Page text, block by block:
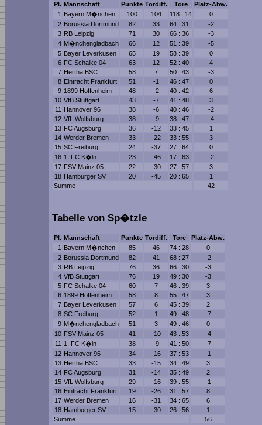
Pl. Mannschaft Punkte Tordiff. Tore
Platz-Abw.
1 Bayern M�nchen 100 104 118 : 14
0
2 Borussia Dortmund 82 33 64 : 31
-2
3 RB Leipzig 71 30 66 : 36
-3
4 M�nchengladbach 66 12 51 : 39
-5
5 Bayer Leverkusen 65 19 58 : 39
0
6 FC Schalke 04 63 12 52 : 40
4
7 Hertha BSC 58 7 50 : 43
-3
8 Eintracht Frankfurt 51 -1 46 : 47
0
9 1899 Hoffenheim 48 -2 40 : 42
6
10 VfB Stuttgart 43 -7 41 : 48
3
11 Hannover 96 38 -6 40 : 46
-2
12 VfL Wolfsburg 38 -9 38 : 47
-4
13 FC Augsburg 36 -12 33 : 45
1
14 Werder Bremen 33 -22 33 : 55
3
15 SC Freiburg 24 -37 27 : 64
0
16 1. FC K�ln 23 -46 17 : 63
-2
17 FSV Mainz 05 22 -30 27 : 57
3
18 Hamburger SV 20 -45 20 : 65
1
Summe
42
Tabelle von Sp�tzle
Pl. Mannschaft Punkte Tordiff. Tore
Platz-Abw.
1 Bayern M�nchen 85 46 74 : 28
0
2 Borussia Dortmund 82 41 68 : 27
-2
3 RB Leipzig 76 36 66 : 30
-3
4 VfB Stuttgart 76 19 49 : 30
-3
5 FC Schalke 04 60 7 46 : 39
3
6 1899 Hoffenheim 58 8 55 : 47
3
7 Bayer Leverkusen 57 6 45 : 39
2
8 SC Freiburg 52 1 49 : 48
-7
9 M�nchengladbach 51 3 49 : 46
0
10 FSV Mainz 05 41 -10 43 : 53
-4
11 1. FC K�ln 38 -9 41 : 50
-7
12 Hannover 96 34 -16 37 : 53
-1
13 Hertha BSC 33 -15 34 : 49
3
14 FC Augsburg 31 -14 35 : 49
2
15 VfL Wolfsburg 29 -16 39 : 55
-1
16 Eintracht Frankfurt 19 -26 31 : 57
8
17 Werder Bremen 16 -31 34 : 65
6
18 Hamburger SV 15 -30 26 : 56
1
Summe
56